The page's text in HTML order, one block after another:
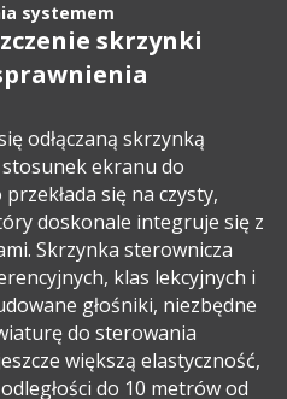
systemem
skrzynki
odłączaną skrzynką
ekranu do
się na czysty,
doskonale integruje się z
Skrzynka sterownicza
klas lekcyjnych i
głośniki, niezbędne
do sterowania
większą elastyczność,
do 10 metrów od